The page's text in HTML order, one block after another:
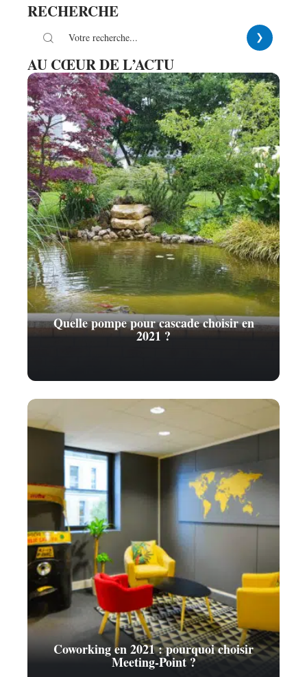
RECHERCHE
AU CŒUR DE L’ACTU
Quelle pompe pour cascade choisir en
2021 ?
Coworking en 2021 : pourquoi choisir
Meeting-Point ?